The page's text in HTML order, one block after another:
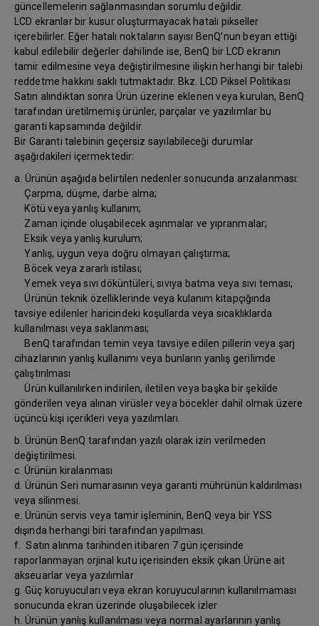
güncellemelerin sağlanmasından sorumlu değildir.
LCD ekranlar bir kusur oluşturmayacak hatalı pikseller
içerebilirler. Eğer hatalı noktaların sayısı BenQ’nun beyan ettiği
kabul edilebilir değerler dahilinde ise, BenQ bir LCD ekranın
tamir edilmesine veya değiştirilmesine ilişkin herhangi bir talebi
reddetme hakkını saklı tutmaktadır. Bkz. LCD Piksel Politikası
Satın alındıktan sonra Ürün üzerine eklenen veya kurulan, BenQ
tarafından üretilmemiş ürünler, parçalar ve yazılımlar bu
garanti kapsamında değildir.
Bir Garanti talebinin geçersiz sayılabileceği durumlar
aşağıdakileri içermektedir:
a. Ürünün aşağıda belirtilen nedenler sonucunda arızalanması:
Çarpma, düşme, darbe alma;
Kötü veya yanlış kullanım;
Zaman içinde oluşabilecek aşınmalar ve yıpranmalar;
Eksik veya yanlış kurulum;
Yanlış, uygun veya doğru olmayan çalıştırma;
Böcek veya zararlı istilası;
Yemek veya sıvı döküntüleri, sıvıya batma veya sıvı teması;
Ürünün teknik özelliklerinde veya kulanım kitapçığında
tavsiye edilenler haricindeki koşullarda veya sıcaklıklarda
kullanılması veya saklanması;
BenQ tarafından temin veya tavsiye edilen pillerin veya şarj
cihazlarının yanlış kullanımı veya bunların yanlış gerilimde
çalıştırılması
Ürün kullanılırken indirilen, iletilen veya başka bir şekilde
gönderilen veya alınan virüsler veya böcekler dahil olmak üzere
üçüncü kişi içerikleri veya yazılımları.
b. Ürünün BenQ tarafından yazılı olarak izin verilmeden
değiştirilmesi.
c. Ürünün kiralanması
d. Ürünün Seri numarasının veya garanti mührünün kaldırılması
veya silinmesi.
e. Ürünün servis veya tamir işleminin, BenQ veya bir YSS
dışında herhangi biri tarafından yapılması.
f. Satın alınma tarihinden itibaren 7 gün içerisinde
raporlanmayan orjinal kutu içerisinden eksik çıkan Ürüne ait
akseuarlar veya yazılımlar
g. Güç koruyucuları veya ekran koruyucularının kullanılmaması
sonucunda ekran üzerinde oluşabilecek izler
h. Ürünün yanlış kullanılması veya normal ayarlarının yanlış